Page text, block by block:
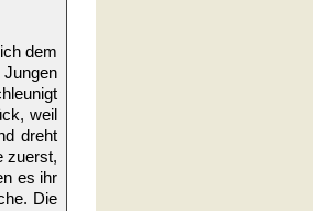
dem
weil
dreht
zuerst,
es ihr
Die